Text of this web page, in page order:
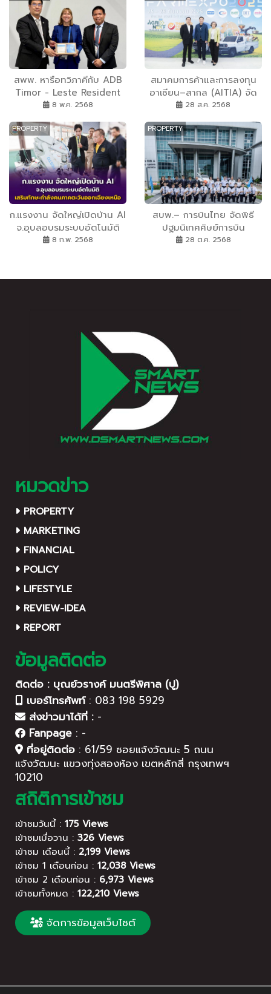
สพพ. หารือทวิภาคีกับ ADB
Timor - Leste Resident
Mission
8 พ.ค. 2568
สมาคมการค้าและการลงทุน
อาเซียน–สากล (AITIA) จัด
งาน TESE 2025 : Thailand
E-Commerce Selection
Expo 2025 มหกรรมแสดง
สินค้าและเจรจาธุรกิจออนไลน์
ครั้งยิ่งใหญ่ เปิดโอกาสเติบโต
ทางธุรกิจบนแพลตฟอร์ม E-
Commerce ชั้นนำทั่วโลก
25-27 กันยายน ณ ฮอลล์ 9
อิมแพ็ค เมืองทองธานี
28 ส.ค. 2568
PROPERTY
ก.แรงงาน จัดใหญ่เปิดบ้าน AI
จ.อุบลอบรมระบบอัตโนมัติ
เสริมทักษะกำลังคนภาคตะวัน
8 ก.พ. 2568
PROPERTY
สบพ.– การบินไทย จัดพิธี
ปฐมนิเทศศิษย์การบิน
หลักสูตรนักบินพาณิชย์ตรี-
ด้าน การบินไทย ระบุนับเป็น
28 ต.ค. 2568
หมวดข่าว
PROPERTY
MARKETING
FINANCIAL
POLICY
LIFESTYLE
REVIEW-IDEA
REPORT
ข้อมูลติดต่อ
ติดต่อ : บุณย์วรางค์ มนตรีพิศาล (ปู)
เบอร์โทรศัพท์: 083 198 5929
ส่งข่าวมาได้ที่ : -
Fanpage : -
ที่อยู่ติดต่อ : 61/59 ซอยแจ้งวัฒนะ 5 ถนน
แจ้งวัฒนะ แขวงทุ่งสองห้อง เขตหลักสี่ กรุงเทพฯ
10210
สถิติการเข้าชม
เข้าชมวันนี้ : 175 Views
เข้าชมเมื่อวาน : 326 Views
เข้าชม เดือนนี้ : 2,199 Views
เข้าชม 1 เดือนก่อน : 12,038 Views
เข้าชม 2 เดือนก่อน : 6,973 Views
เข้าชมทั้งหมด : 122,210 Views
จัดการข้อมูลเว็บไซต์